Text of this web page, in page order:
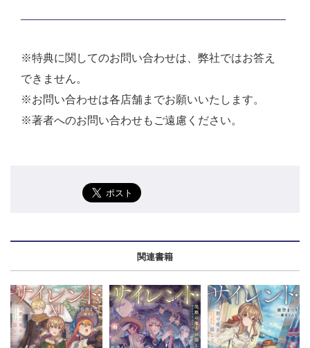
※特典に関してのお問い合わせは、弊社ではお答え
できません。
※お問い合わせは各店舗までお願いいたします。
※著者へのお問い合わせもご遠慮ください。
関連書籍